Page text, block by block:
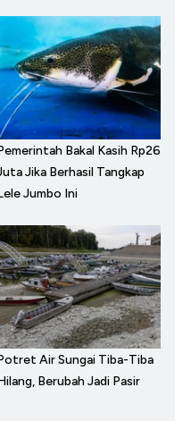
Bakal Kasih Rp26
Jika Berhasil Tangkap
Jumbo Ini
Air Sungai Tiba-Tiba
Berubah Jadi Pasir